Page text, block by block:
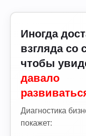
Иногда
взгляда со
чтобы
давало
Диагностика
покажет: